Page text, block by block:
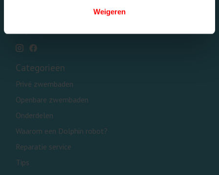
Weigeren
Categorieën
Privé zwembaden
Openbare zwembaden
Onderdelen
Waarom een Dolphin robot?
Reparatie service
Tips